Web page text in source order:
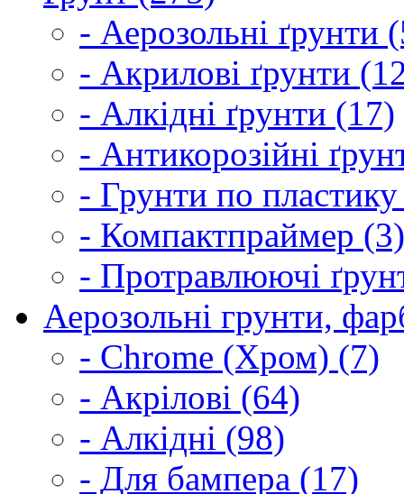
- Аерозольні ґрунти
- Акрилові ґрунти
- Алкідні ґрунти (17)
- Антикорозійні
- Грунти по
- Компактпраймер (3)
- Протравлюючі
Аерозольні грунти,
- Chrome (Хром) (7)
- Акрілові (64)
- Алкідні (98)
- Для бампера (17)